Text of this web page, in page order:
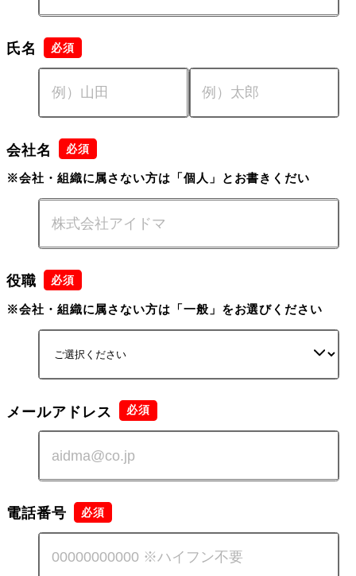
氏名
会社名
※会社・組織に属さない方は「個人」とお書きくだい
役職
※会社・組織に属さない方は「一般」をお選びください
メールアドレス
電話番号